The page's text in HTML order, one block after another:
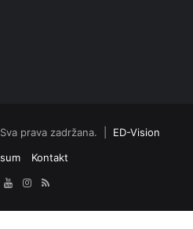
prava zadržana. | ED-Vision
Kontakt